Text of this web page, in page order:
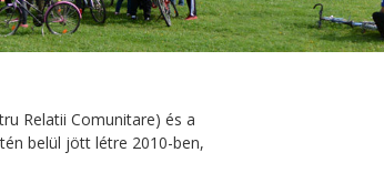
Relatii Comunitare) és a
belül jött létre 2010-ben,